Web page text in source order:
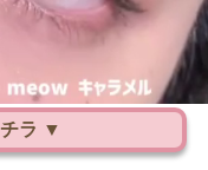
ラ ▼